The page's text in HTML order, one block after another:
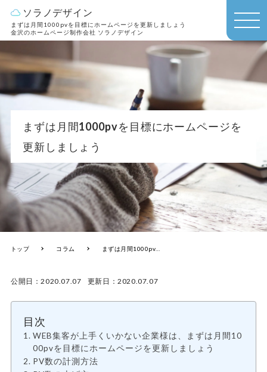
ソラノデザイン
まずは月間1000pvを目標にホームページを更新しましょう
金沢のホームページ制作会社 ソラノデザイン
MEN
U
まずは月間1000pvを目標にホームページを
更新しましょう
トップ コラム
公開日：2020.07.07 更新日：2020.07.07
目次
WEB集客が上手くいかない企業様は、まずは月間10
00pvを目標にホームページを更新しましょう
PV数の計測方法